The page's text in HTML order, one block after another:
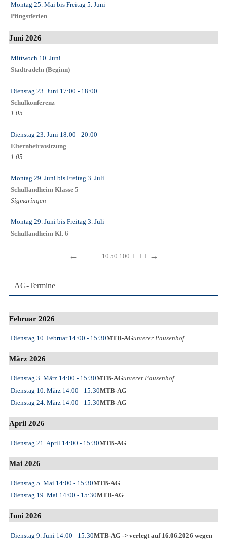
Montag 25. Mai bis Freitag 5. Juni
Pfingstferien
Juni 2026
Mittwoch 10. Juni
Stadtradeln (Beginn)
Dienstag 23. Juni 17:00 - 18:00
Schulkonferenz
1.05
Dienstag 23. Juni 18:00 - 20:00
Elternbeiratsitzung
1.05
Montag 29. Juni bis Freitag 3. Juli
Schullandheim Klasse 5
Sigmaringen
Montag 29. Juni bis Freitag 3. Juli
Schullandheim Kl. 6
← −− − 10 50 100 + ++ →
AG-Termine
Februar 2026
Dienstag 10. Februar14:00 - 15:30MTB-AGunterer Pausenhof
März 2026
Dienstag 3. März 14:00 - 15:30MTB-AGunterer Pausenhof
Dienstag 10. März 14:00 - 15:30MTB-AG
Dienstag 24. März 14:00 - 15:30MTB-AG
April 2026
Dienstag 21. April 14:00 - 15:30MTB-AG
Mai 2026
Dienstag 5. Mai 14:00 - 15:30MTB-AG
Dienstag 19. Mai 14:00 - 15:30MTB-AG
Juni 2026
Dienstag 9. Juni 14:00 - 15:30MTB-AG -> verlegt auf 16.06.2026 wegen